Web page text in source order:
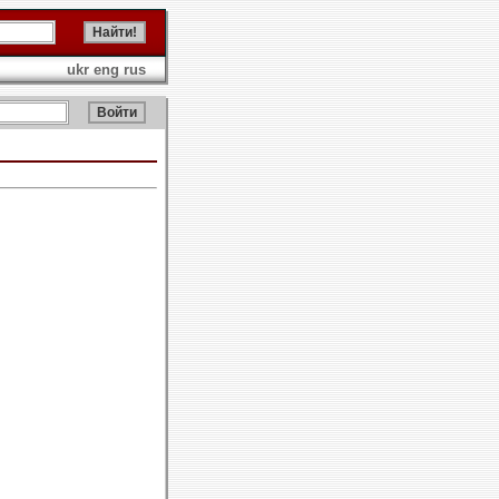
ukr eng rus